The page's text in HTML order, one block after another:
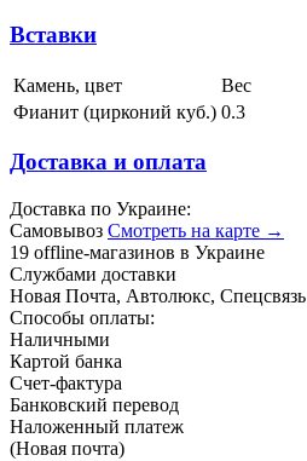
Вставки
Камень, цвет
Вес
Фианит (цирконий куб.) 0.3
Доставка и оплата
Доставка по Украине:
Самовывоз Смотреть на карте →
19 offline-магазинов в Украине
Службами доставки
Новая Почта, Автолюкс, Спецсвязь
Способы оплаты:
Наличными
Картой банка
Счет-фактура
Банковский перевод
Наложенный платеж
(Новая почта)